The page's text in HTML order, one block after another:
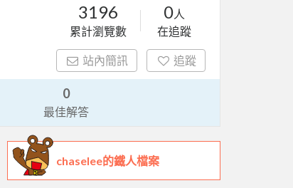
3196
累計瀏覽數
0人
在追蹤
站內簡訊 追蹤
0
最佳解答
chaselee的鐵人檔案